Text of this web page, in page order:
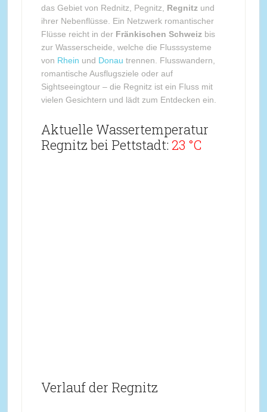
das Gebiet von Rednitz, Pegnitz, Regnitz und
ihrer Nebenflüsse. Ein Netzwerk romantischer
Flüsse reicht in der Fränkischen Schweiz bis
zur Wasserscheide, welche die Flusssysteme
von Rhein und Donau trennen. Flusswandern,
romantische Ausflugsziele oder auf
Sightseeingtour – die Regnitz ist ein Fluss mit
vielen Gesichtern und lädt zum Entdecken ein.
Aktuelle Wassertemperatur
Regnitz bei Pettstadt: 23 °C
Verlauf der Regnitz